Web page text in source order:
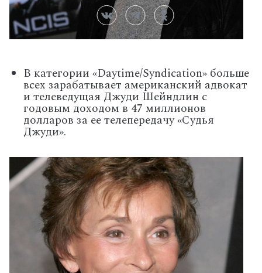
В категории «Daytime/Syndication» больше
всех зарабатывает американский адвокат
и телеведущая Джуди Шейндлин с
годовым доходом в 47 миллионов
долларов за ее телепередачу «Судья
Джуди».